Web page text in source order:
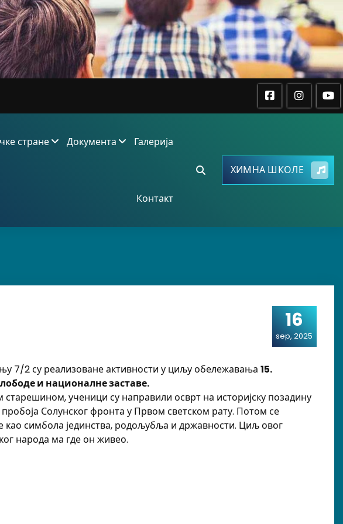
стране Документа Галерија
Контакт
ХИМНА ШКОЛЕ
16
sep, 2025
7/2 су реализоване активности у циљу обележавања 15.
и националне заставе.
ученици су направили осврт на историјску позадину
Солунског фронта у Првом светском рату. Потом се
као симбола јединства, родољубља и државности. Циљ овог
народа ма где он живео.